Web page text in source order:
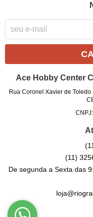
Ace Hobby Center
Rua Coronel Xavier de
(11)
De segunda a Sexta das